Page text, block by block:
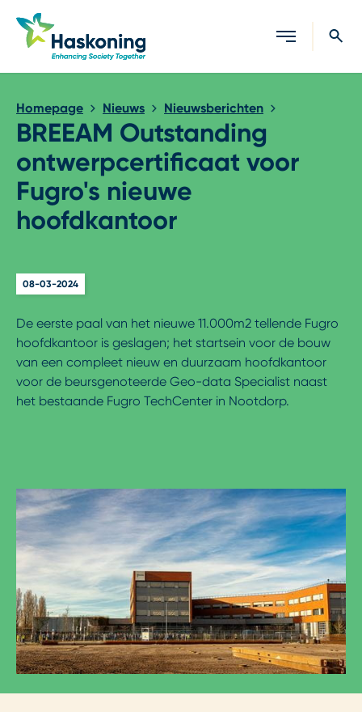
Sluiten
Homepage Nieuws Nieuwsberichten
BREEAM Outstanding
ontwerpcertificaat voor
Fugro's nieuwe
hoofdkantoor
08-03-2024
De eerste paal van het nieuwe 11.000m2 tellende Fugro
hoofdkantoor is geslagen; het startsein voor de bouw
van een compleet nieuw en duurzaam hoofdkantoor
voor de beursgenoteerde Geo-data Specialist naast
het bestaande Fugro TechCenter in Nootdorp.